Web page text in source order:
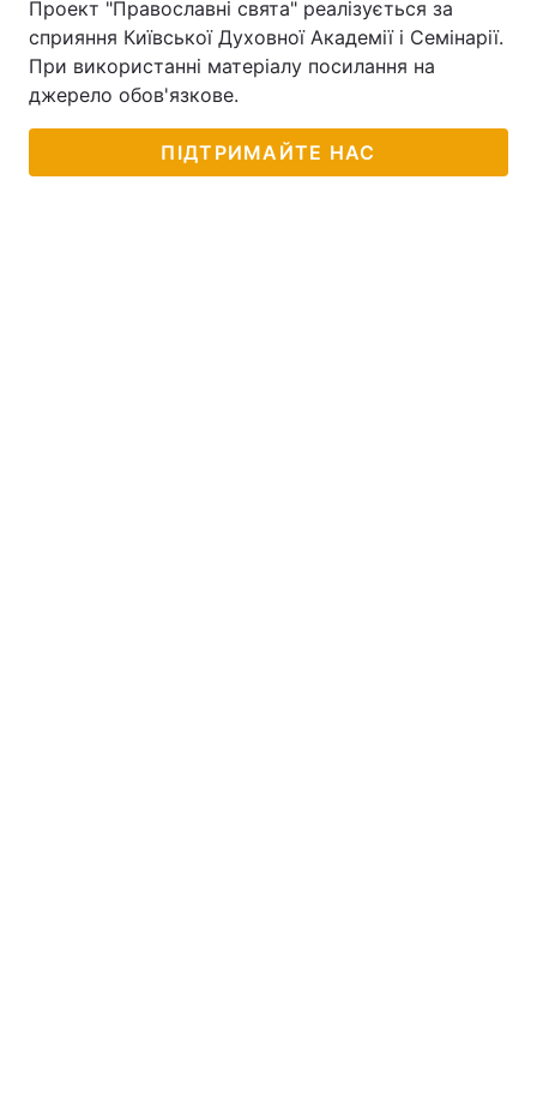
Проект "Православні свята" реалізується за
сприяння Київської Духовної Академії і Семінарії.
При використанні матеріалу посилання на
джерело обов'язкове.
ПІДТРИМАЙТЕ НАС